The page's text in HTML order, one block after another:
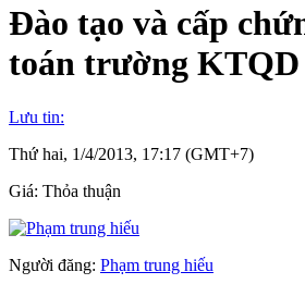
Đào tạo và cấp
toán trường KTQD
Lưu tin:
Thứ hai, 1/4/2013, 17:17 (GMT+7)
Giá: Thỏa thuận
Người đăng: Phạm trung hiếu